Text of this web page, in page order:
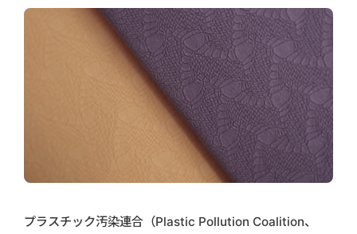
プラスチック汚染連合（Plastic Pollution Coalition、